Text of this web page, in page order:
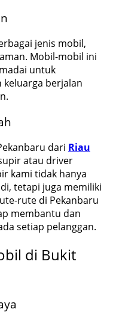
jenis mobil,
Mobil-mobil ini
untuk
keluarga berjalan
dari Riau
atau driver
kami tidak hanya
tetapi juga memiliki
rute di Pekanbaru
membantu dan
setiap pelanggan.
di Bukit